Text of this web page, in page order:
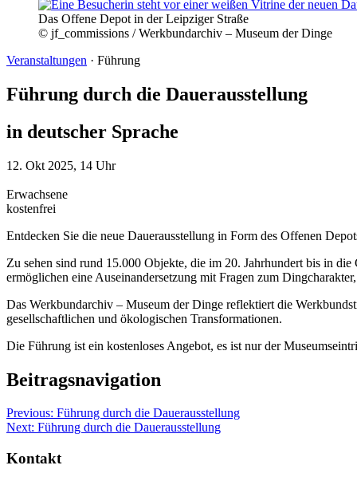
Das Offene Depot in der Leipziger Straße
© jf_commissions / Werkbundarchiv – Museum der Dinge
Veranstaltungen · Führung
Führung durch die Dauerausstellung
in deutscher Sprache
12. Okt 2025, 14 Uhr
Erwachsene
kostenfrei
Entdecken Sie die neue Dauerausstellung in Form des Offenen
Zu sehen sind rund 15.000 Objekte, die im 20. Jahrhundert bis in
ermöglichen eine Auseinandersetzung mit Fragen zum
Das Werkbundarchiv – Museum der Dinge reflektiert die
gesellschaftlichen und ökologischen Transformationen.
Die Führung ist ein kostenloses Angebot, es ist nur der
Beitragsnavigation
Previous: Führung durch die Dauerausstellung
Next: Führung durch die Dauerausstellung
Kontakt